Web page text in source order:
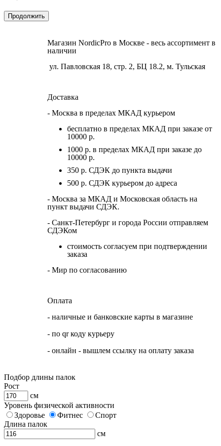
Продолжить
Магазин NordicPro в Москве - весь ассортимент в
наличии
ул. Павловская 18, стр. 2, БЦ 18.2, м. Тульская
Доставка
- Москва в пределах МКАД курьером
бесплатно в пределах МКАД при заказе от
10000 р.
1000 р. в пределах МКАД при заказе до
10000 р.
350 р. СДЭК до пункта выдачи
500 р. СДЭК курьером до адреса
- Москва за МКАД и Московская область на
пункт выдачи СДЭК.
- Санкт-Петербург и города России отправляем
СДЭКом
стоимость согласуем при подтверждении
заказа
- Мир по согласованию
Оплата
- наличные и банковские карты в магазине
- по qr коду курьеру
- онлайн - вышлем ссылку на оплату заказа
Подбор длины палок
Рост
см
Уровень физической активности
Здоровье
Фитнес
Спорт
Длина палок
см